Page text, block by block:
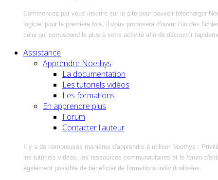
Commencez par vous inscrire sur le site pour pouvoir télécharger
logiciel pour la première fois, il vous proposera d'ouvrir l'un des
celui qui correspond le plus à votre activité afin de découvrir
Assistance
Apprendre Noethys
La documentation
Les tutoriels vidéos
Les formations
En apprendre plus
Forum
Contacter l'auteur
Il y a de nombreuses manières d'apprendre à utiliser Noethys :
les tutoriels vidéos, les ressources communautaires et le forum
également possible de bénéficier de formations individualisées.